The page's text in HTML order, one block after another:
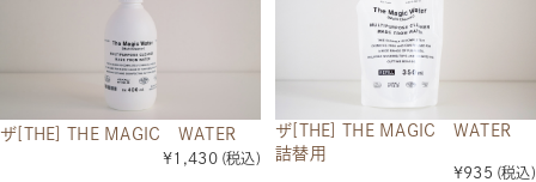
ザ[THE] THE MAGIC WATER
¥1,430 (税込)
ザ[THE] THE MAGIC WATER
詰替用
¥935 (税込)